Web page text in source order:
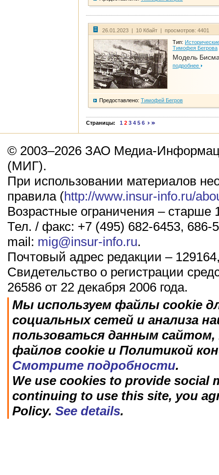
26.01.2023 | 10 Кбайт | просмотров: 4401
Тип:
Тимофея Бегрова
Модель
подробнее
Предоставлено: Тимофей Бегров
Страницы: 1 2 3 4 5 6
© 2003–2026 ЗАО Медиа-
(МИГ).
При использовании материалов
правила (http://www.insur-info.ru/
Возрастные ограничения – старше
Тел. / факс: +7 (495) 682-6453, 686-
mail: mig@insur-info.ru.
Почтовый адрес редакции –
Свидетельство о регистрации
26586 от 22 декабря 2006 года.
Мы используем файлы cookie
социальных сетей и анализа
пользоваться данным
файлов cookie и Политикой
Смотрите подробности.
We use cookies to provide social
continuing to use this site, you
Policy. See details.